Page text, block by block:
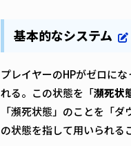
基本的なシステム
プレイヤーのHPがゼロに
れる。この状態を「瀕死状
「瀕死状態」のことを「
の状態を指して用いられる